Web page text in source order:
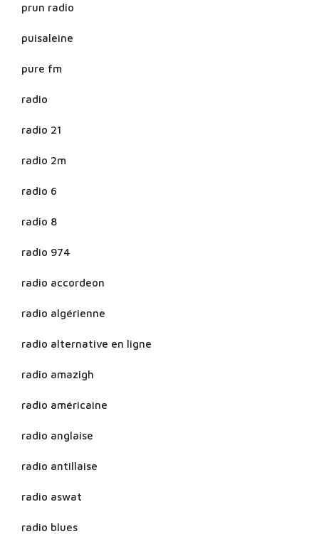
prun radio
puisaleine
pure fm
radio
radio 21
radio 2m
radio 6
radio 8
radio 974
radio accordeon
radio algérienne
radio alternative en ligne
radio amazigh
radio américaine
radio anglaise
radio antillaise
radio aswat
radio blues